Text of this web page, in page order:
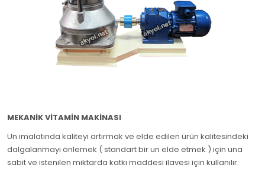
MEKANİK VİTAMİN MAKİNASI
Un imalatında kaliteyi artırmak ve elde edilen ürün kalitesindeki
dalgalanmayı önlemek ( standart bir un elde etmek ) için una
sabit ve istenilen miktarda katkı maddesi ilavesi için kullanılır.